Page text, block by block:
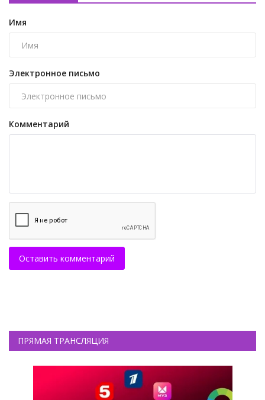
Имя
Электронное письмо
Комментарий
Оставить комментарий
ПРЯМАЯ ТРАНСЛЯЦИЯ